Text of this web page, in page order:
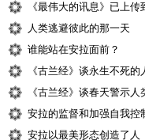
《最伟大的讯息》已上
人类逃避彼此的那一天
谁能站在安拉面前？
《古兰经》谈永生不死的
《古兰经》谈春天警示人
安拉的监督和加强自我控
安拉以最美形态创造了人